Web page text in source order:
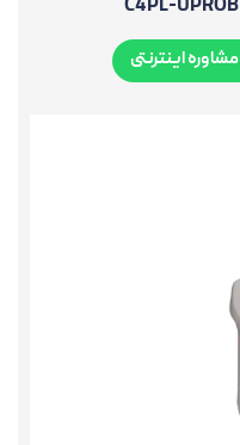
مشاوره اینترنتی